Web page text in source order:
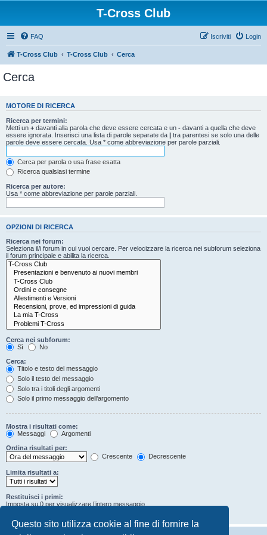
Questo sito utilizza cookie al fine di fornire la
T-Cross Club
FAQ Login
Iscriviti
T-Cross Club T-Cross Club Cerca
Cerca
MOTORE DI RICERCA
Ricerca per termini:
Metti un + davanti alla parola che deve essere cercata e un - davanti a quella che deve
essere ignorata. Inserisci una lista di parole separate da | tra parentesi se solo una delle
parole deve essere cercata. Usa * come abbreviazione per parole parziali.
Cerca per parola o usa frase esatta
Ricerca qualsiasi termine
Ricerca per autore:
Usa * come abbreviazione per parole parziali.
OPZIONI DI RICERCA
Ricerca nei forum:
Seleziona il/i forum in cui vuoi cercare. Per velocizzare la ricerca nei subforum seleziona
il forum principale e abilita la ricerca.
Cerca nei subforum:
Sì
No
Cerca:
Titolo e testo del messaggio
Solo il testo del messaggio
Solo tra i titoli degli argomenti
Solo il primo messaggio dell’argomento
Mostra i risultati come:
Messaggi
Argomenti
Ordina risultati per:
Crescente
Decrescente
Limita risultati a:
Restituisci i primi:
Imposta su 0 per visualizzare l’intero messaggio.